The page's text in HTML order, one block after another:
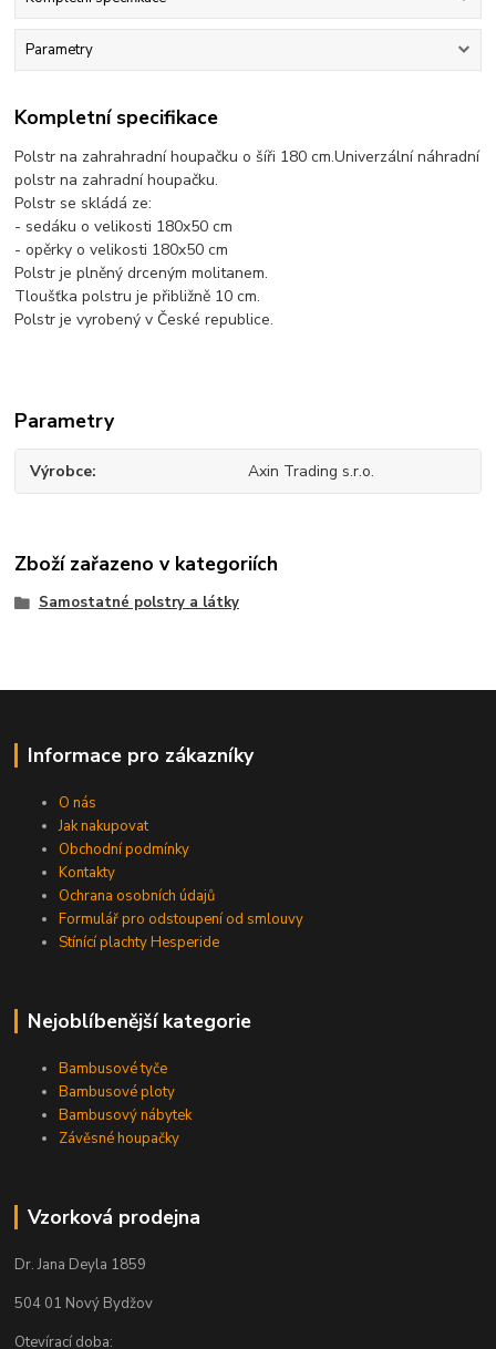
Parametry
Kompletní specifikace
Polstr na zahrahradní houpačku o šíři 180 cm.Univerzální náhradní
polstr na zahradní houpačku.
Polstr se skládá ze:
- sedáku o velikosti 180x50 cm
- opěrky o velikosti 180x50 cm
Polstr je plněný drceným molitanem.
Tloušťka polstru je přibližně 10 cm.
Polstr je vyrobený v České republice.
Parametry
Výrobce Axin Trading s.r.o.
Zboží zařazeno v kategoriích
Samostatné polstry a látky
Informace pro zákazníky
O nás
Jak nakupovat
Obchodní podmínky
Kontakty
Ochrana osobních údajů
Formulář pro odstoupení od smlouvy
Stínící plachty Hesperide
Nejoblíbenější kategorie
Bambusové tyče
Bambusové ploty
Bambusový nábytek
Závěsné houpačky
Vzorková prodejna
Dr. Jana Deyla 1859
504 01 Nový Bydžov
Otevírací doba: